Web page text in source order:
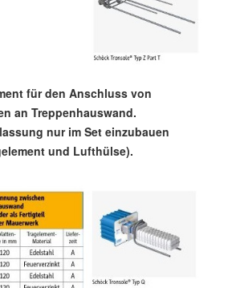
für den Anschluss von
an Treppenhauswand.
nur im Set einzubauen
und Lufthülse).